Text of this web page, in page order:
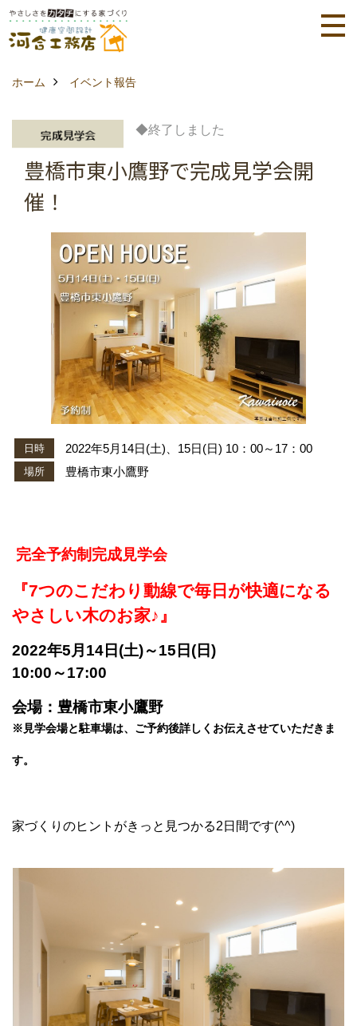
ホーム イベント報告
◆終了しました
豊橋市東小鷹野で完成見学会開
催！
日時 2022年5月14日(土)、15日(日) 10：00～17：00
場所 豊橋市東小鷹野
完全予約制完成見学会
『7つのこだわり動線で毎日が快適になる
やさしい木のお家♪』
2022年5月14日(土)～15日(日)
10:00～17:00
会場：豊橋市東小鷹野
※見学会場と駐車場は、ご予約後詳しくお伝えさせていただきま
す。
家づくりのヒントがきっと見つかる2日間です(^^)